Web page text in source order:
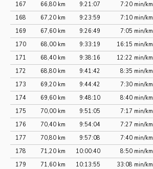
167
66,80 km 9:21:07 7:20 min/km
168
67,20 km 9:23:59 7:10 min/km
169
67,60 km 9:26:49 7:05 min/km
170
68,00 km 9:33:19 16:15 min/km
171
68,40 km 9:38:16 12:22 min/km
172
68,80 km 9:41:42 8:35 min/km
173
69,20 km 9:44:42 7:30 min/km
174
69,60 km 9:48:10 8:40 min/km
175
70,00 km 9:51:05 7:17 min/km
176
70,40 km 9:54:04 7:27 min/km
177
70,80 km 9:57:08 7:40 min/km
178
71,20 km 10:00:40 8:50 min/km
179
71,60 km 10:13:55 33:08 min/km